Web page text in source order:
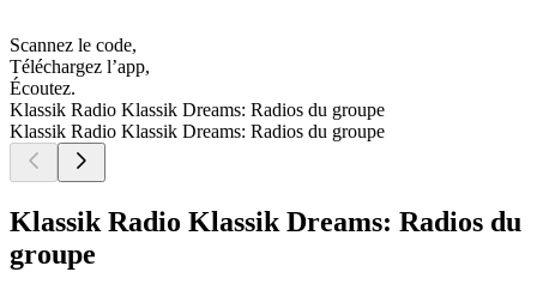
Scannez le code,
Téléchargez l’app,
Écoutez.
Klassik Radio Klassik Dreams: Radios du groupe
Klassik Radio Klassik Dreams: Radios du groupe
Klassik Radio Klassik Dreams: Radios du
groupe